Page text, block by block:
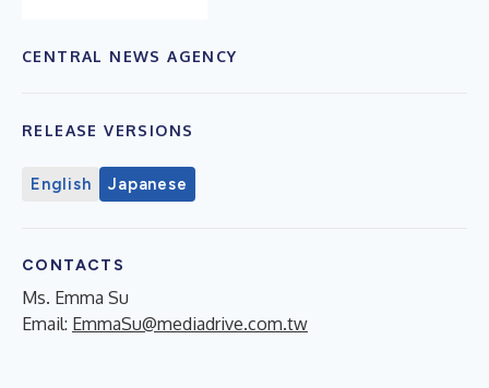
CENTRAL NEWS AGENCY
RELEASE VERSIONS
English Japanese
CONTACTS
Ms. Emma Su
Email: EmmaSu@mediadrive.com.tw